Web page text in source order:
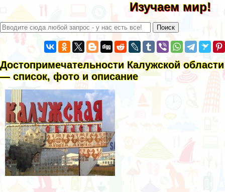
Изучаем мир!
Достопримечательности Калужской области
— список, фото и описание